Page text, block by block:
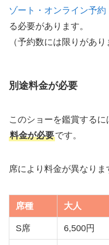
ゾート・オンライン予約
る必要があります。
（予約数には限りがあり
別途料金が必要
このショーを鑑賞するに
料金が必要です。
席により料金が異なりま
席種 大人
S席 6,500円